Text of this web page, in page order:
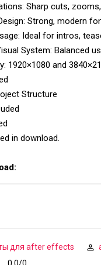
Sharp cuts,
Strong, modern
Ideal for intros,
System: Balanced
1920×1080 and
Structure
in download.
для after effects
0.0/0